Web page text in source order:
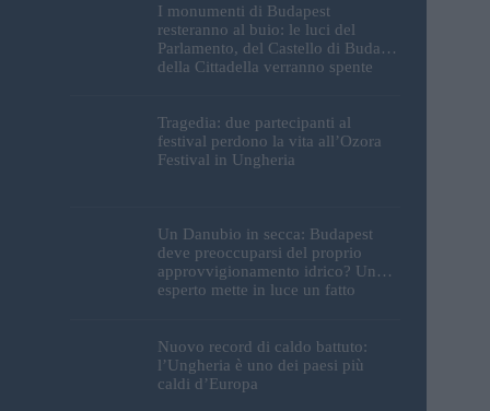
I monumenti di Budapest
resteranno al buio: le luci del
Parlamento, del Castello di Buda e
della Cittadella verranno spente
Tragedia: due partecipanti al
festival perdono la vita all’Ozora
Festival in Ungheria
Un Danubio in secca: Budapest
deve preoccuparsi del proprio
approvvigionamento idrico? Un
esperto mette in luce un fatto
Nuovo record di caldo battuto:
l’Ungheria è uno dei paesi più
caldi d’Europa